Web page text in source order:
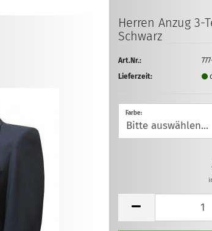
Passwort vergessen?
Her­ren Anzug 3-​
Schwarz
Art.Nr.:
Lieferzeit:
Farbe: